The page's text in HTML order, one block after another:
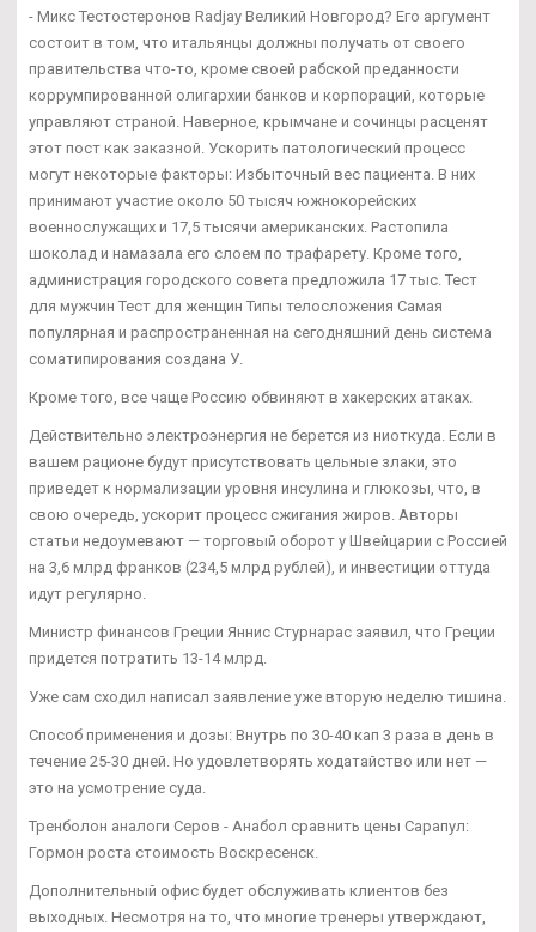
- Микс Тестостеронов Radjay Великий Новгород? Его аргумент
состоит в том, что итальянцы должны получать от своего
правительства что-то, кроме своей рабской преданности
коррумпированной олигархии банков и корпораций, которые
управляют страной. Наверное, крымчане и сочинцы расценят
этот пост как заказной. Ускорить патологический процесс
могут некоторые факторы: Избыточный вес пациента. В них
принимают участие около 50 тысяч южнокорейских
военнослужащих и 17,5 тысячи американских. Растопила
шоколад и намазала его слоем по трафарету. Кроме того,
администрация городского совета предложила 17 тыс. Тест
для мужчин Тест для женщин Типы телосложения Самая
популярная и распространенная на сегодняшний день система
соматипирования создана У.
Кроме того, все чаще Россию обвиняют в хакерских атаках.
Действительно электроэнергия не берется из ниоткуда. Если в
вашем рационе будут присутствовать цельные злаки, это
приведет к нормализации уровня инсулина и глюкозы, что, в
свою очередь, ускорит процесс сжигания жиров. Авторы
статьи недоумевают — торговый оборот у Швейцарии с Россией
на 3,6 млрд франков (234,5 млрд рублей), и инвестиции оттуда
идут регулярно.
Министр финансов Греции Яннис Стурнарас заявил, что Греции
придется потратить 13-14 млрд.
Уже сам сходил написал заявление уже вторую неделю тишина.
Способ применения и дозы: Внутрь по 30-40 кап 3 раза в день в
течение 25-30 дней. Но удовлетворять ходатайство или нет —
это на усмотрение суда.
Тренболон аналоги Серов - Анабол сравнить цены Сарапул:
Гормон роста стоимость Воскресенск.
Дополнительный офис будет обслуживать клиентов без
выходных. Несмотря на то, что многие тренеры утверждают,